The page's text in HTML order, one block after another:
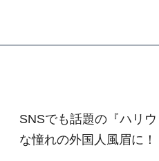
SNSでも話題の『ハリ
な憧れの外国人風眉に！